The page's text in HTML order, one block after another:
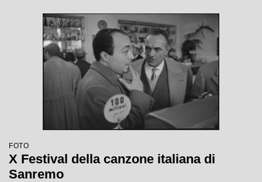
FOTO
X Festival della canzone italiana di
Sanremo